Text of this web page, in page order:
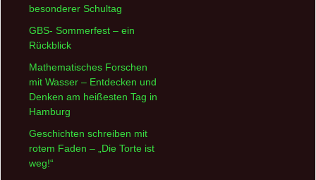
besonderer Schultag
GBS- Sommerfest – ein
Rückblick
Mathematisches Forschen
mit Wasser – Entdecken und
Denken am heißesten Tag in
Hamburg
Geschichten schreiben mit
rotem Faden – „Die Torte ist
weg!“